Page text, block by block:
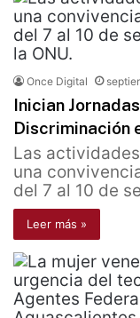
Once Digital
Inician
Discriminación
Las
una
del 7 al 10 de
Leer más »